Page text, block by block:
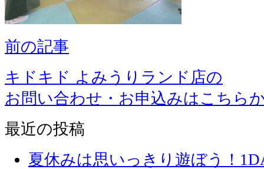
前の記事
キドキド よみうりランド店の
お問い合わせ・お申込みはこちら
最近の投稿
夏休みは思いっきり遊ぼう！